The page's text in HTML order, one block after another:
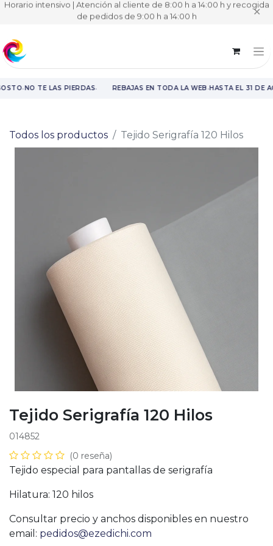
Horario intensivo | Atención al cliente de 8:00 h a 14:00 h y recogida
de pedidos de 9:00 h a 14:00 h ✕
·NO TE LAS PIERDAS· REBAJAS EN TODA LA WEB·HASTA EL 31 DE
Todos los productos Tejido Serigrafía 120 Hilos
Tejido Serigrafía 120 Hilos
014852
(0 reseña)
Tejido especial para pantallas de serigrafía
Hilatura: 120 hilos
Consultar precio y anchos disponibles en nuestro
email: pedidos@ezedichi.com